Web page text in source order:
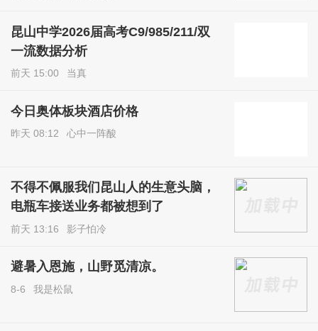
昆山中学2026届高考C9/985/211/双
一流数据分析
前天 15:00 当真
今日奥体板块酒店价格
昨天 08:12 心中一阵酸
不得不佩服我们昆山人的生意头脑，
电瓶车接送业务都被想到了
前天 13:16 影子怕冷
避暑入恩施，山野觅清凉。
8-6 我是松鼠